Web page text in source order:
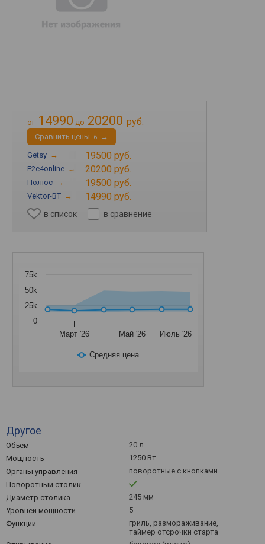
от 14990 до 20200 руб.
Cравнить цены 6 →
Getsy → 19500 руб.
E2e4online → 20200 руб.
Полюс → 19500 руб.
Vektor-BT → 14990 руб.
в список в сравнение
Средняя цена
Март '26 Май '26 Июль '26
0
25k
50k
75k
Другое
Объем
20 л
Мощность
1250 Вт
Органы управления
поворотные с кнопками
Поворотный столик
Диаметр столика
245 мм
Уровней мощности
5
Функции
гриль, размораживание,
таймер отсрочки старта